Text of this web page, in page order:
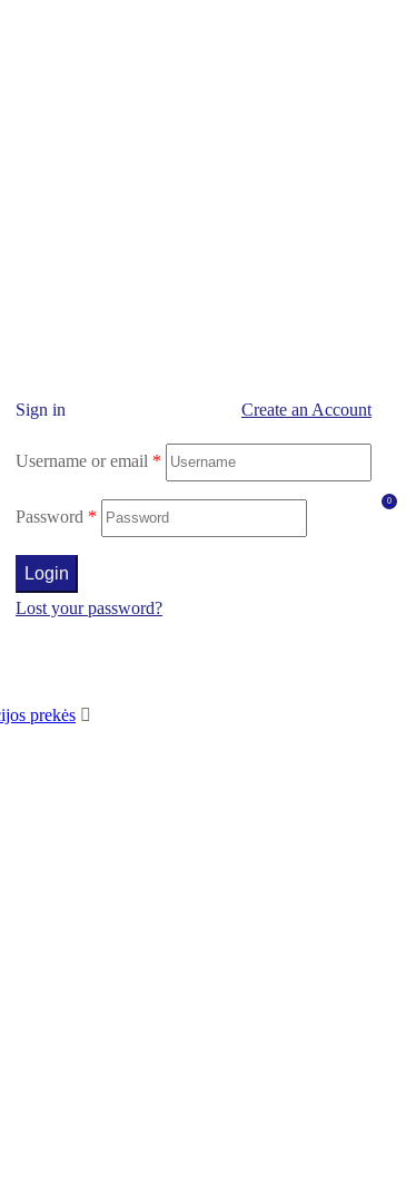
Sign in Create an Account
Username or email *
Password *
Login
Lost your password?
0
prekės